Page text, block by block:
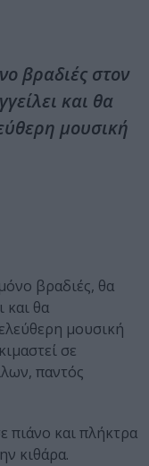
βραδιές στον
και θα
μουσική
βραδιές, θα
και θα
μουσική
σε
παντός
πιάνο και πλήκτρα
κιθάρα.